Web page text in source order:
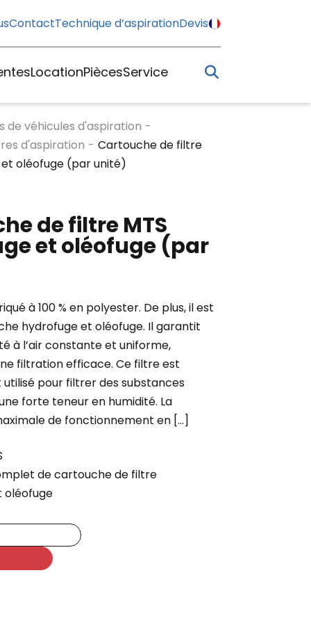
ContactTechnique d’aspirationDevis
LocationPiècesService
de véhicules d'aspiration -
d'aspiration - Cartouche de filtre
et oléofuge (par unité)
de filtre MTS
et oléofuge (par
à 100 % en polyester. De plus, il est
hydrofuge et oléofuge. Il garantit
à l’air constante et uniforme,
filtration efficace. Ce filtre est
pour filtrer des substances
forte teneur en humidité. La
de fonctionnement en […]
de cartouche de filtre
oléofuge